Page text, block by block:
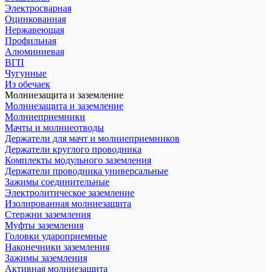
Электросварная
Оцинкованная
Нержавеющая
Профильная
Алюминиевая
ВГП
Чугунные
Из обечаек
Молниезащита и заземление
Молниезащита и заземление
Молниеприемники
Мачты и молниеотводы
Держатели для мачт и молниеприемников
Держатели круглого проводника
Комплекты модульного заземления
Держатели проводника универсальные
Зажимы соединительные
Электролитическое заземление
Изолированная молниезащита
Стержни заземления
Муфты заземления
Головки удароприемные
Наконечники заземления
Зажимы заземления
Активная молниезащита